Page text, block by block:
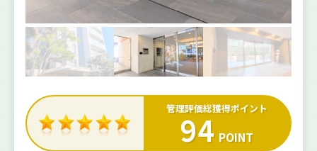
管理評価総獲得ポイント
94 POINT